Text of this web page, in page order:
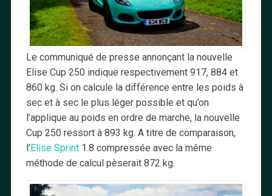
Le communiqué de presse annonçant la nouvelle
Elise Cup 250 indique respectivement 917, 884 et
860 kg. Si on calcule la différence entre les poids à
sec et à sec le plus léger possible et qu’on
l’applique au poids en ordre de marche, la nouvelle
Cup 250 ressort à 893 kg. A titre de comparaison,
l’Elise Sprint1.8 compressée avec la même
méthode de calcul pèserait 872 kg.